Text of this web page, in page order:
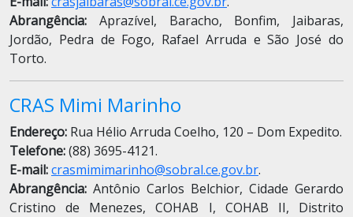
Abrangência: Aprazível, Baracho, Bonfim, Jaibaras,
Jordão, Pedra de Fogo, Rafael Arruda e São José do
Torto.
CRAS Mimi Marinho
Endereço: Rua Hélio Arruda Coelho, 120 – Dom Expedito.
Telefone:(88) 3695-4121.
E-mail:crasmimimarinho@sobral.ce.gov.br.
Abrangência: Antônio Carlos Belchior, Cidade Gerardo
Cristino de Menezes, COHAB I, COHAB II, Distrito